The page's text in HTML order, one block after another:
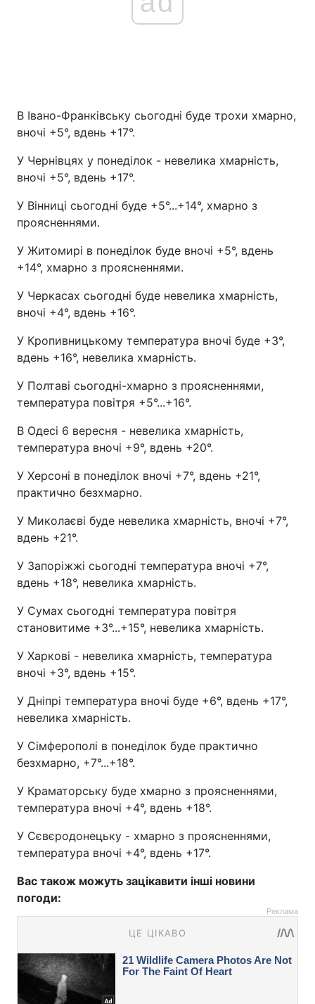
В Івано-Франківську сьогодні буде трохи хмарно,
вночі +5°, вдень +17°.
У Чернівцях у понеділок - невелика хмарність,
вночі +5°, вдень +17°.
У Вінниці сьогодні буде +5°...+14°, хмарно з
проясненнями.
У Житомирі в понеділок буде вночі +5°, вдень
+14°, хмарно з проясненнями.
У Черкасах сьогодні буде невелика хмарність,
вночі +4°, вдень +16°.
У Кропивницькому температура вночі буде +3°,
вдень +16°, невелика хмарність.
У Полтаві сьогодні-хмарно з проясненнями,
температура повітря +5°...+16°.
В Одесі 6 вересня - невелика хмарність,
температура вночі +9°, вдень +20°.
У Херсоні в понеділок вночі +7°, вдень +21°,
практично безхмарно.
У Миколаєві буде невелика хмарність, вночі +7°,
вдень +21°.
У Запоріжжі сьогодні температура вночі +7°,
вдень +18°, невелика хмарність.
У Сумах сьогодні температура повітря
становитиме +3°...+15°, невелика хмарність.
У Харкові - невелика хмарність, температура
вночі +3°, вдень +15°.
У Дніпрі температура вночі буде +6°, вдень +17°,
невелика хмарність.
У Сімферополі в понеділок буде практично
безхмарно, +7°...+18°.
У Краматорську буде хмарно з проясненнями,
температура вночі +4°, вдень +18°.
У Сєвєродонецьку - хмарно з проясненнями,
температура вночі +4°, вдень +17°.
Вас також можуть зацікавити інші новини
погоди:
Реклама